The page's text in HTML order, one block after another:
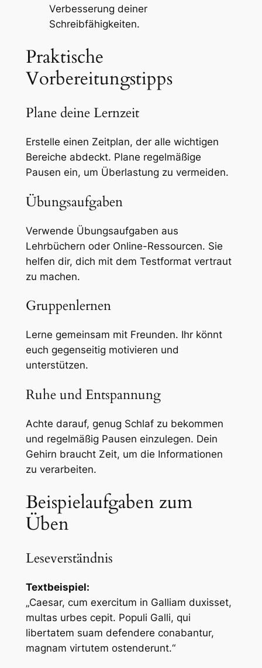
Verbesserung deiner
Schreibfähigkeiten.
Praktische
Vorbereitungstipps
Plane deine Lernzeit
Erstelle einen Zeitplan, der alle wichtigen
Bereiche abdeckt. Plane regelmäßige
Pausen ein, um Überlastung zu vermeiden.
Übungsaufgaben
Verwende Übungsaufgaben aus
Lehrbüchern oder Online-Ressourcen. Sie
helfen dir, dich mit dem Testformat vertraut
zu machen.
Gruppenlernen
Lerne gemeinsam mit Freunden. Ihr könnt
euch gegenseitig motivieren und
unterstützen.
Ruhe und Entspannung
Achte darauf, genug Schlaf zu bekommen
und regelmäßig Pausen einzulegen. Dein
Gehirn braucht Zeit, um die Informationen
zu verarbeiten.
Beispielaufgaben zum
Üben
Leseverständnis
Textbeispiel:
„Caesar, cum exercitum in Galliam duxisset,
multas urbes cepit. Populi Galli, qui
libertatem suam defendere conabantur,
magnam virtutem ostenderunt.“